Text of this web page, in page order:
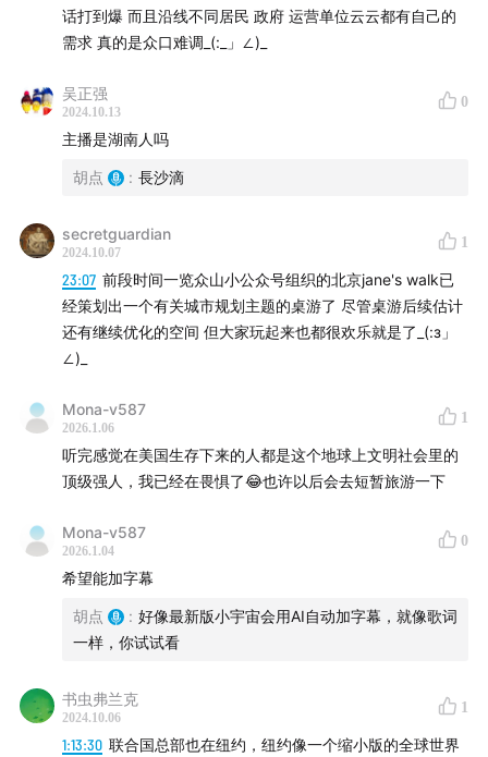
话打到爆 而且沿线不同居民 政府 运营单位云云都有自己的
需求 真的是众口难调_(:_」∠)_
吴正强
2024.10.13
0
主播是湖南人吗
胡点 : 長沙滴
secretguardian
2024.10.07
1
23:07 前段时间一览众山小公众号组织的北京jane's walk已
经策划出一个有关城市规划主题的桌游了 尽管桌游后续估计
还有继续优化的空间 但大家玩起来也都很欢乐就是了_(:з」
∠)_
Mona-v587
2026.1.06
1
听完感觉在美国生存下来的人都是这个地球上文明社会里的
顶级强人，我已经在畏惧了😂也许以后会去短暂旅游一下
Mona-v587
2026.1.04
0
希望能加字幕
胡点 : 好像最新版小宇宙会用AI自动加字幕，就像歌词
一样，你试试看
书虫弗兰克
2024.10.06
1
1:13:30 联合国总部也在纽约，纽约像一个缩小版的全球世界